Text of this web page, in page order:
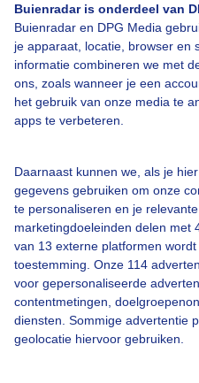
Buienradar is onderdeel van
Buienradar en DPG Media
je apparaat, locatie, browser en
informatie combineren we met
ons, zoals wanneer je een
het gebruik van onze media te
apps te verbeteren.
Daarnaast kunnen we, als je
gegevens gebruiken om onze
te personaliseren en je
marketingdoeleinden delen met
van 13 externe platformen
toestemming. Onze 114
voor gepersonaliseerde
contentmetingen,
diensten. Sommige advertentie
geolocatie hiervoor gebruiken.
Een moment
Over Buienradar
Bedrijfsgegevens
Veelgestelde vragen
Contact